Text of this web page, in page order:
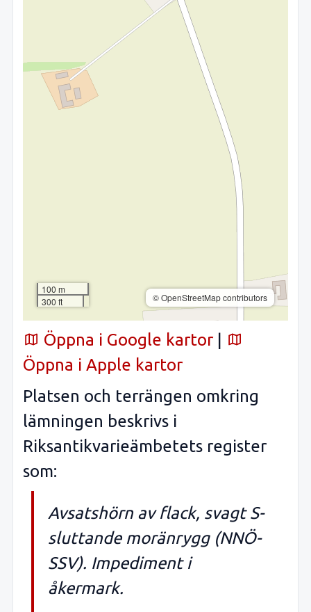
100 m
300 ft
© OpenStreetMap contributors
Öppna i Google kartor |
Öppna i Apple kartor
Platsen och terrängen omkring
lämningen beskrivs i
Riksantikvarieämbetets register
som:
Avsatshörn av flack, svagt S-
sluttande moränrygg (NNÖ-
SSV). Impediment i
åkermark.